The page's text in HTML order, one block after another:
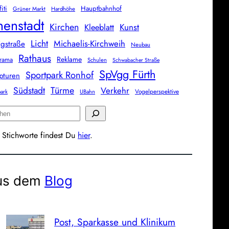
Grüner Markt Hardhöhe Hauptbahnhof
Kirchen Kleeblatt Kunst
Licht Michaelis-Kirchweih Neubau
Rathaus Reklame Schulen Schwabacher Straße
Sportpark Ronhof SpVgg Fürth
Südstadt Türme UBahn Verkehr Vogelperspektive
findest Du hier.
dem Blog
Post, Sparkasse und Klinikum